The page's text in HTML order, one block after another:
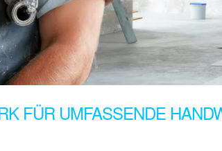
FÜR UMFASSENDE